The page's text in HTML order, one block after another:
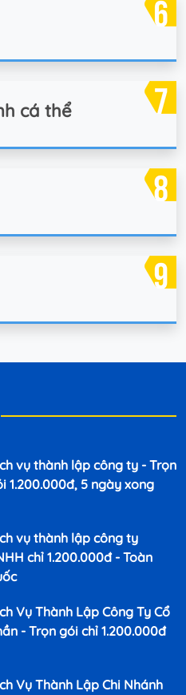
cá thể
vụ thành lập công ty - Trọn
1.200.000đ, 5 ngày xong
vụ thành lập công ty
chỉ 1.200.000đ - Toàn
Vụ Thành Lập Công Ty Cổ
- Trọn gói chỉ 1.200.000đ
Vụ Thành Lập Chi Nhánh